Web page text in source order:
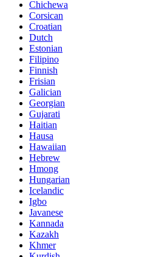
Chichewa
Corsican
Croatian
Dutch
Estonian
Filipino
Finnish
Frisian
Galician
Georgian
Gujarati
Haitian
Hausa
Hawaiian
Hebrew
Hmong
Hungarian
Icelandic
Igbo
Javanese
Kannada
Kazakh
Khmer